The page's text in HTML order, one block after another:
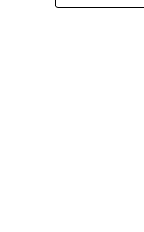
συμμετοχές, δύο γκολ
Γιάννινα. Στο παρελθόν